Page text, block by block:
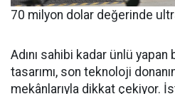
70 milyon dolar değerinde
Adını sahibi kadar ünlü
tasarımı, son teknoloji
mekânlarıyla dikkat çekiyor.